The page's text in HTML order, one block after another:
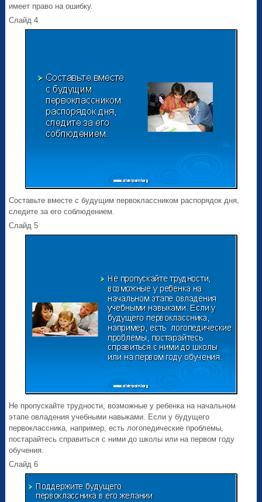
имеет право на ошибку.
Слайд 4
Составьте вместе с будущим первоклассником распорядок дня,
следите за его соблюдением.
Слайд 5
Не пропускайте трудности, возможные у ребенка на начальном
этапе овладения учебными навыками. Если у будущего
первоклассника, например, есть логопедические проблемы,
постарайтесь справиться с ними до школы или на первом году
обучения.
Слайд 6